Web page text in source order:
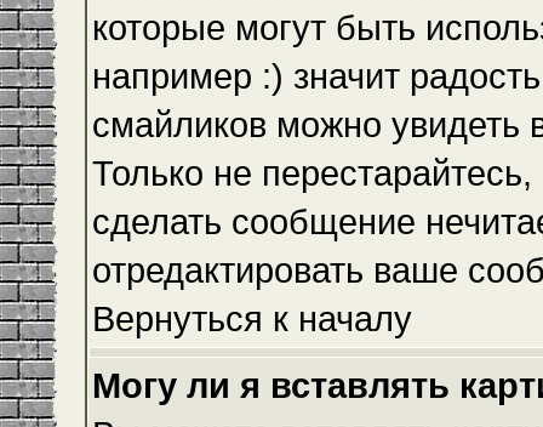
которые могут быть
например :) значит
смайликов можно
Только не
сделать сообщение
отредактировать ваше
Вернуться к началу
Могу ли я вставлять